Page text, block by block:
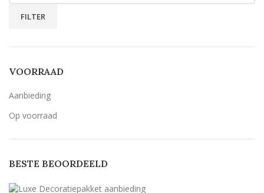
FILTER
VOORRAAD
Aanbieding
Op voorraad
BESTE BEOORDEELD